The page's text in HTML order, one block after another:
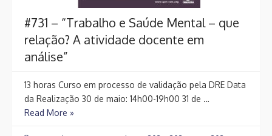
#731 – “Trabalho e Saúde Mental – que
relação? A atividade docente em
análise”
13 horas Curso em processo de validação pela DRE Data
da Realização 30 de maio: 14h00-19h00 31 de …
Read More »